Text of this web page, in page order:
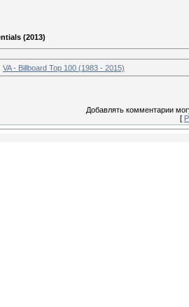
(2013)
VA - Billboard Top 100 (1983 - 2015)
Добавлять комментарии
[